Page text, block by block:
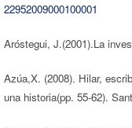
22952009000100001
Aróstegui, J.(2001).La
Azúa,X. (2008). Hilar,
una historia(pp. 55-62).